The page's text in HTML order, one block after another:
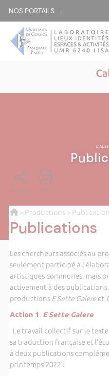
NOS PORTAILS :
PARTAGE PDF
> Productions>
Publications
Les chercheurs associés au
seulement participé à
artistiques communes, mais
activement à des
productions E Sette Galereet
Action 1 . E Sette Galere
Le travail collectif sur le texte
sa traduction française et
à deux publications
printemps 2022 :